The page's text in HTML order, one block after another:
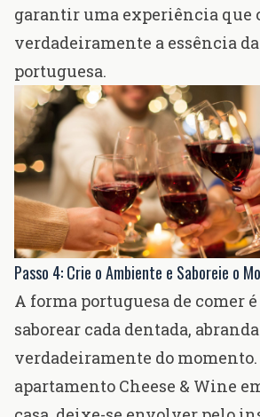
garantir uma experiência que
verdadeiramente a essência
portuguesa.
Passo 4: Crie o Ambiente e Saboreie o
A forma portuguesa de comer
saborear cada dentada,
verdadeiramente do
apartamento Cheese & Wine